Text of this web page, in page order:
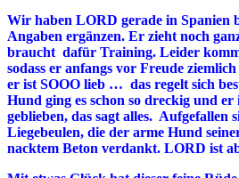
Wir haben LORD gerade in Spanien
Angaben ergänzen. Er zieht noch
braucht dafür Training. Leider
sodass er anfangs vor Freude
er ist SOOO lieb … das regelt sich
Hund ging es schon so dreckig und
geblieben, das sagt alles. Aufgefallen
Liegebeulen, die der arme Hund
nacktem Beton verdankt. LORD ist